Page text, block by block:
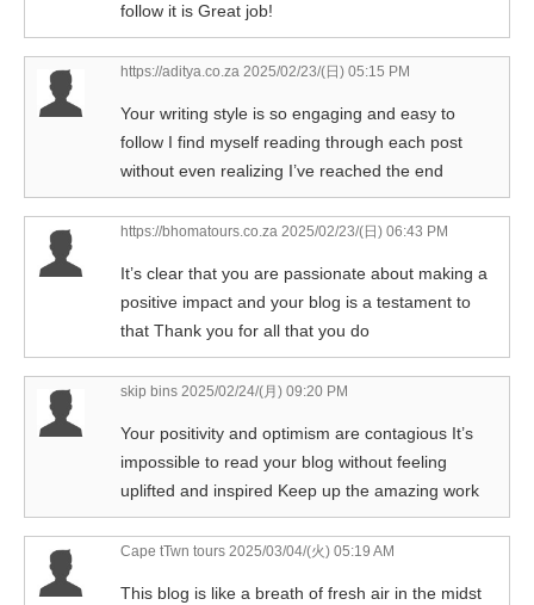
follow it is Great job!
https://aditya.co.za 2025/02/23/(日) 05:15 PM
Your writing style is so engaging and easy to
follow I find myself reading through each post
without even realizing I’ve reached the end
https://bhomatours.co.za 2025/02/23/(日) 06:43 PM
It’s clear that you are passionate about making a
positive impact and your blog is a testament to
that Thank you for all that you do
skip bins 2025/02/24/(月) 09:20 PM
Your positivity and optimism are contagious It’s
impossible to read your blog without feeling
uplifted and inspired Keep up the amazing work
Cape tTwn tours 2025/03/04/(火) 05:19 AM
This blog is like a breath of fresh air in the midst